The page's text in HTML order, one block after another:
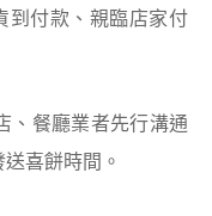
到付款、親臨店家付
、餐廳業者先行溝通
喜餅時間。